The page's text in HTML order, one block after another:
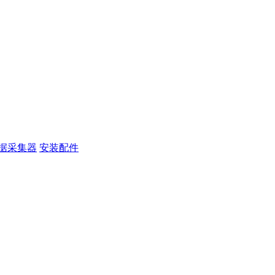
采集器 安装配件